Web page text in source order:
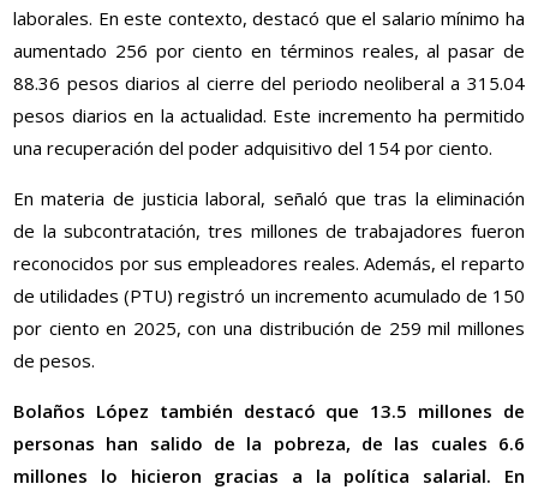
laborales. En este contexto, destacó que el salario mínimo ha
aumentado 256 por ciento en términos reales, al pasar de
88.36 pesos diarios al cierre del periodo neoliberal a 315.04
pesos diarios en la actualidad. Este incremento ha permitido
una recuperación del poder adquisitivo del 154 por ciento.
En materia de justicia laboral, señaló que tras la eliminación
de la subcontratación, tres millones de trabajadores fueron
reconocidos por sus empleadores reales. Además, el reparto
de utilidades (PTU) registró un incremento acumulado de 150
por ciento en 2025, con una distribución de 259 mil millones
de pesos.
Bolaños López también destacó que 13.5 millones de
personas han salido de la pobreza, de las cuales 6.6
millones lo hicieron gracias a la política salarial. En